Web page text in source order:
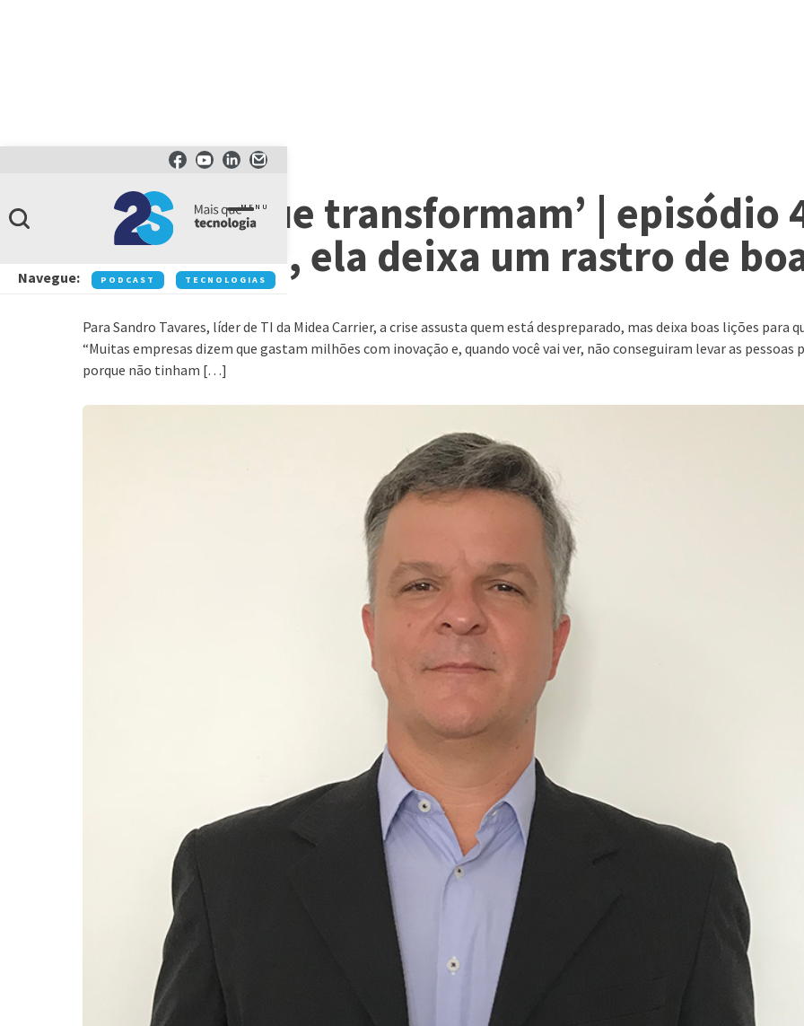
MENU
Navegue: PODCAST TECNOLOGIAS NEGÓCIOS
LÍDERES QUE TRANSFORMAM
‘Líderes que transformam’ | episódio
crise passa, ela deixa um rastro de
Para Sandro Tavares, líder de TI da Midea Carrier, a crise assusta quem está despreparado, mas deixa boas lições
“Muitas empresas dizem que gastam milhões com inovação e, quando você vai ver, não conseguiram levar as
porque não tinham […]